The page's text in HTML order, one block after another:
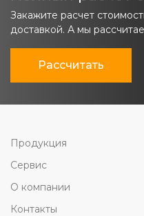
Закажите расчет
доставкой. А мы
Рассчитать
Продукция
Сервис
О компании
Контакты